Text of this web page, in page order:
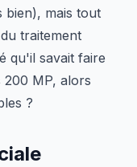
bien), mais tout
traitement
qu'il savait faire
200 MP, alors
?